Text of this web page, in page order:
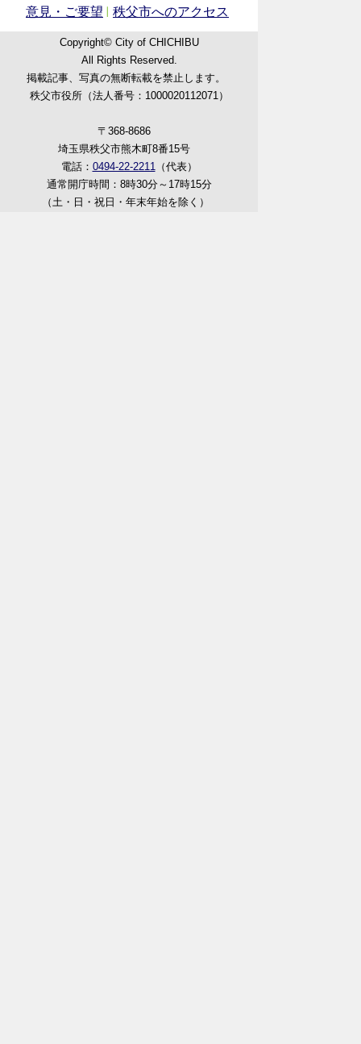
意見・ご要望
秩父市へのアクセス
Copyright© City of CHICHIBU
All Rights Reserved.
掲載記事、写真の無断転載を禁止します。
秩父市役所（法人番号：1000020112071）
〒368-8686
埼玉県秩父市熊木町8番15号
電話： 0494-22-2211（代表）
通常開庁時間：8時30分～17時15分
（土・日・祝日・年末年始を除く）